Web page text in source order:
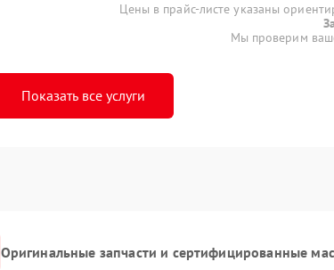
Цены в прайс-листе указаны
Мы проверим
Показать все услуги
Оригинальные запчасти и сертифицированные